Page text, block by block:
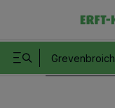
Grevenbroich